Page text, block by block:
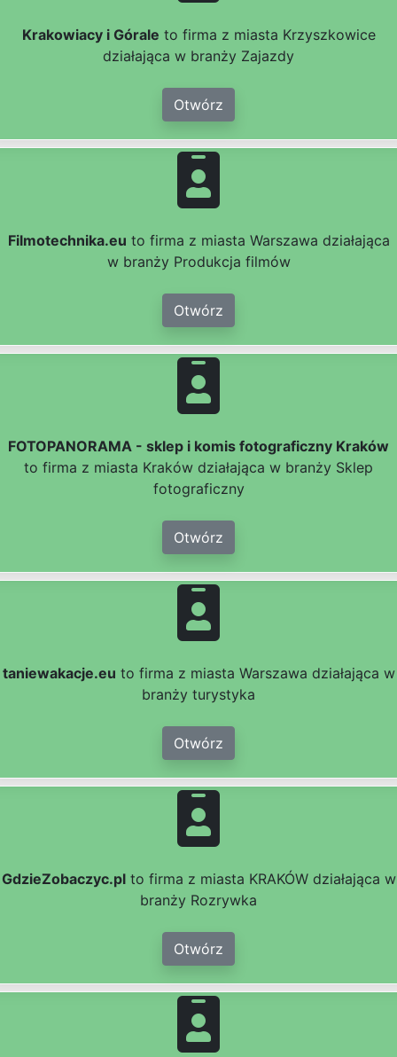
Krakowiacy i Górale to firma z miasta Krzyszkowice
działająca w branży Zajazdy
Otwórz
Filmotechnika.eu to firma z miasta Warszawa działająca
w branży Produkcja filmów
Otwórz
FOTOPANORAMA - sklep i komis fotograficzny Kraków
to firma z miasta Kraków działająca w branży Sklep
fotograficzny
Otwórz
taniewakacje.eu to firma z miasta Warszawa działająca w
branży turystyka
Otwórz
GdzieZobaczyc.plto firma z miasta KRAKÓW działająca w
branży Rozrywka
Otwórz